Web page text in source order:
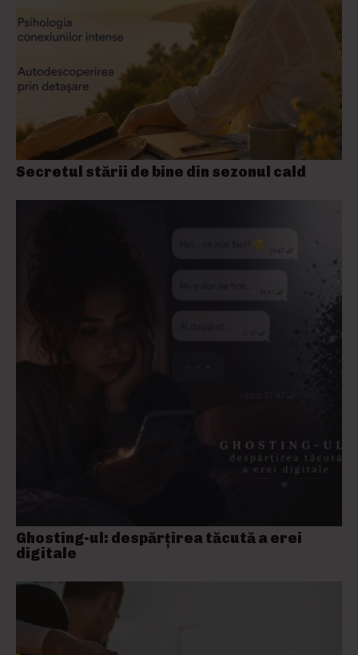
Secretul stării de bine din sezonul cald
Ghosting-ul: despărțirea tăcută a erei
digitale